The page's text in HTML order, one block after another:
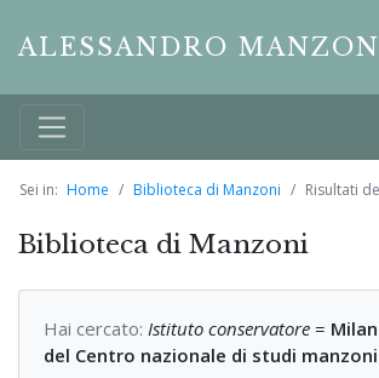
ALESSANDRO
Sei in: Home Biblioteca di Manzoni Risultati
Biblioteca di Manzoni
Hai cercato: Istituto conservatore =
del Centro nazionale di studi